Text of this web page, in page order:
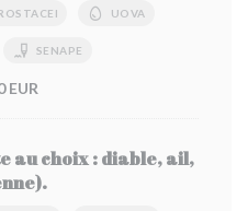
UOVA
SENAPE
EUR
au choix : diable, ail,